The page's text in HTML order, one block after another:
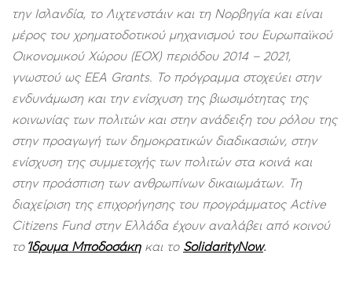
την Ισλανδία, το Λιχτενστάιν και τη Νορβηγία και είναι
μέρος του χρηματοδοτικού μηχανισμού του Ευρωπαϊκού
Οικονομικού Χώρου (ΕΟΧ) περιόδου 2014 – 2021,
γνωστού ως EEA Grants. Το πρόγραμμα στοχεύει στην
ενδυνάμωση και την ενίσχυση της βιωσιμότητας της
κοινωνίας των πολιτών και στην ανάδειξη του ρόλου της
στην προαγωγή των δημοκρατικών διαδικασιών, στην
ενίσχυση της συμμετοχής των πολιτών στα κοινά και
στην προάσπιση των ανθρωπίνων δικαιωμάτων. Τη
διαχείριση της επιχορήγησης του προγράμματος Active
Citizens Fund στην Ελλάδα έχουν αναλάβει από κοινού
το Ίδρυμα Μποδοσάκηκαι το SolidarityNow.